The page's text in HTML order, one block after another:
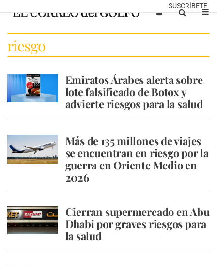
SUSCRÍBETE
riesgo
Emiratos Árabes alerta sobre
lote falsificado de Botox y
advierte riesgos para la salud
Más de 135 millones de viajes
se encuentran en riesgo por la
guerra en Oriente Medio en
2026
Cierran supermercado en Abu
Dhabi por graves riesgos para
la salud